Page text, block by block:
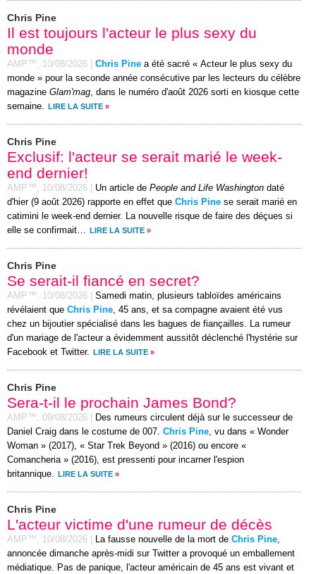
Chris Pine
Il est toujours l'acteur le plus sexy du
monde
AMP™, 10/08/2026 Chris Pine a été sacré « Acteur le plus sexy du
monde » pour la seconde année consécutive par les lecteurs du célèbre
magazine Glam'mag, dans le numéro d'août 2026 sorti en kiosque cette
semaine.
LIRE LA SUITE »
Chris Pine
Exclusif: l'acteur se serait marié le week-
end dernier!
AMP™, 10/08/2026 Un article de People and Life Washington daté
d'hier (9 août 2026) rapporte en effet que Chris Pine se serait marié en
catimini le week-end dernier. La nouvelle risque de faire des déçues si
elle se confirmait…
LIRE LA SUITE »
Chris Pine
Se serait-il fiancé en secret?
AMP™, 10/08/2026
Samedi matin, plusieurs tabloïdes américains
révélaient que Chris Pine, 45 ans, et sa compagne avaient été vus
chez un bijoutier spécialisé dans les bagues de fiançailles. La rumeur
d'un mariage de l'acteur a évidemment aussitôt déclenché l'hystérie sur
Facebook et Twitter.
LIRE LA SUITE »
Chris Pine
Sera-t-il le prochain James Bond?
AMP™, 09/08/2026
Des rumeurs circulent déjà sur le successeur de
Daniel Craig dans le costume de 007. Chris Pine, vu dans « Wonder
Woman » (2017), « Star Trek Beyond » (2016) ou encore «
Comancheria » (2016), est pressenti pour incarner l'espion
britannique.
LIRE LA SUITE »
Chris Pine
L'acteur victime d'une rumeur de décès
AMP™, 10/08/2026 La fausse nouvelle de la mort de Chris Pine,
annoncée dimanche après-midi sur Twitter a provoqué un emballement
médiatique. Pas de panique, l'acteur américain de 45 ans est vivant et